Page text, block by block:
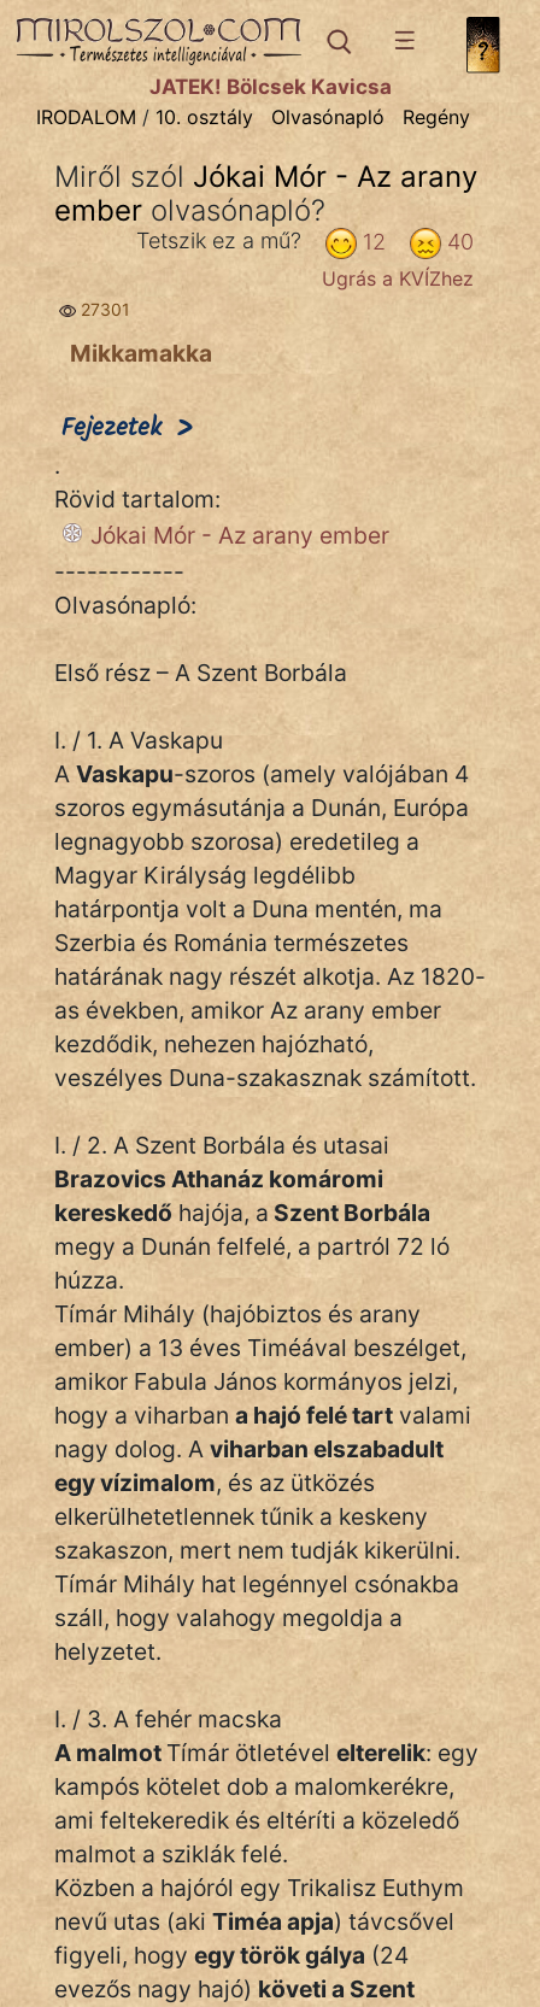
IRODALOMtémák:
Dráma
Költemény
Komédia
Kötelező
Mese
Mitológia
Monda
Novella
Elbeszélés
Tanmese
Vers
IRODALOM
És
KÖZMONDÁS
PSZICHO
ZENE
FILM
ÉLETMÓD
MAGYARSÁG
És
TÖRTÉNELEM
Népszerű szerzőink:
cinege
fantom
Hunor
Jób Gedeon
Láron Ádám
mikkamakka
vörös ördög
nagyöreg
NapHold
JÁTÉK! Bölcsek Kavicsa
IRODALOM / 10. osztály Olvasónapló Regény
Miről szól Jókai Mór - Az arany
ember olvasónapló?
40
12
Tetszik ez a mű?
Ugrás a KVÍZhez
27301
Mikkamakka
Fejezetek >
.
Rövid tartalom:
Jókai Mór - Az arany ember
------------
Olvasónapló:
Első rész – A Szent Borbála
I. / 1. A Vaskapu
A Vaskapu-szoros (amely valójában 4
szoros egymásutánja a Dunán, Európa
legnagyobb szorosa) eredetileg a
Magyar Királyság legdélibb
határpontja volt a Duna mentén, ma
Szerbia és Románia természetes
határának nagy részét alkotja. Az 1820-
as években, amikor Az arany ember
kezdődik, nehezen hajózható,
veszélyes Duna-szakasznak számított.
I. / 2. A Szent Borbála és utasai
Brazovics Athanáz komáromi
kereskedő hajója, a Szent Borbála
megy a Dunán felfelé, a partról 72 ló
húzza.
Tímár Mihály (hajóbiztos és arany
ember) a 13 éves Timéával beszélget,
amikor Fabula János kormányos jelzi,
hogy a viharban a hajó felé tart valami
nagy dolog. A viharban elszabadult
egy vízimalom, és az ütközés
elkerülhetetlennek tűnik a keskeny
szakaszon, mert nem tudják kikerülni.
Tímár Mihály hat legénnyel csónakba
száll, hogy valahogy megoldja a
helyzetet.
I. / 3. A fehér macska
A malmot Tímár ötletével elterelik: egy
kampós kötelet dob a malomkerékre,
ami feltekeredik és eltéríti a közeledő
malmot a sziklák felé.
Közben a hajóról egy Trikalisz Euthym
nevű utas (aki Timéa apja) távcsővel
figyeli, hogy egy török gálya (24
evezős nagy hajó) követi a Szent